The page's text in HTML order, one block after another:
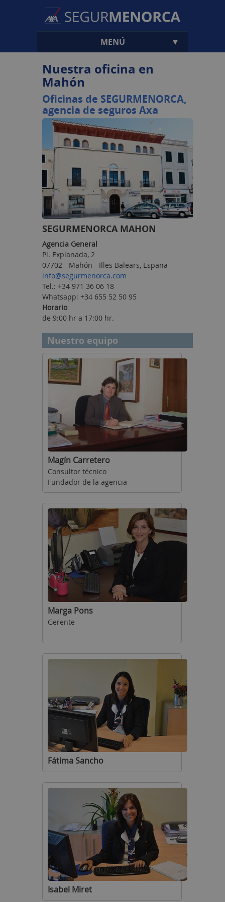
Nuestra oficina en
Mahón
Oficinas de SEGURMENORCA,
agencia de seguros Axa
SEGURMENORCA MAHON
Agencia General
Pl. Explanada, 2
07702 - Mahón - Illes Balears, España
info@segurmenorca.com
Tel.: +34 971 36 06 18
Whatsapp: +34 655 52 50 95
Horario
de 9:00 hr a 17:00 hr.
Nuestro equipo
Magín Carretero
Consultor técnico
Fundador de la agencia
Marga Pons
Gerente
Fátima Sancho
Isabel Miret
MENÚ ▼
▼